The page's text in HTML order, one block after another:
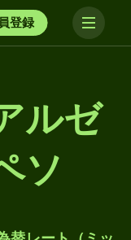
登録
ルゼ
ソ